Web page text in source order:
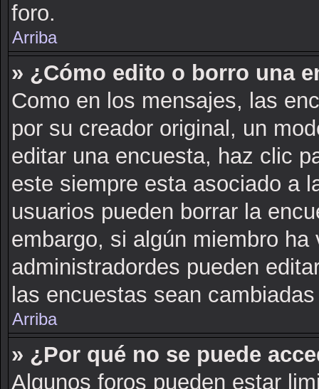
foro.
Arriba
» ¿Cómo edito o borro una
Como en los mensajes, las
por su creador original, un
editar una encuesta, haz clic
este siempre esta asociado a
usuarios pueden borrar la
embargo, si algún miembro
administradordes pueden
las encuestas sean
Arriba
» ¿Por qué no se puede
Algunos foros pueden estar